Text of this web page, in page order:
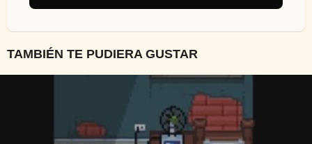
TAMBIÉN TE PUDIERA GUSTAR